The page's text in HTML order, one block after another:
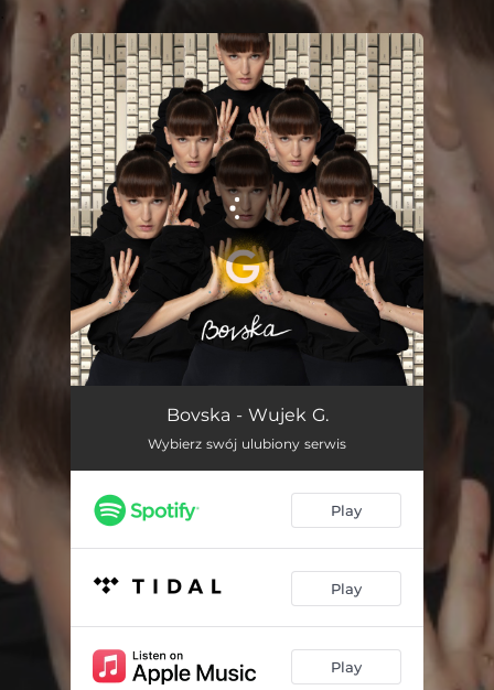
You're all set!
Bovska - Wujek G.
Wybierz swój ulubiony serwis
Play
Play
Play